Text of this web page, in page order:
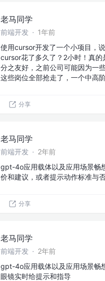
老马同学
前端开发 · 1年前
使用cursor开发了一个小项目，
cursor花了多久了？2小时！真
分之友好，之前公司可能因为一
这些岗位全部抢走了，一个中高
分享
老马同学
前端开发 · 2年前
gpt-4o应用载体以及应用场景畅
价和建议，或者提示动作标准与
分享
老马同学
前端开发 · 2年前
gpt-4o应用载体以及应用场景畅
眼镜实时给提示和指导